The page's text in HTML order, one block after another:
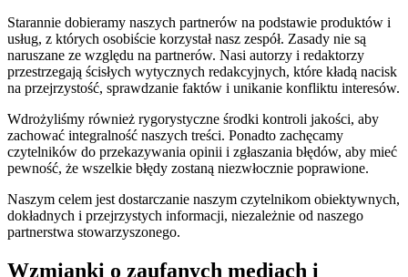
Starannie dobieramy naszych partnerów na podstawie produktów i
usług, z których osobiście korzystał nasz zespół. Zasady nie są
naruszane ze względu na partnerów. Nasi autorzy i redaktorzy
przestrzegają ścisłych wytycznych redakcyjnych, które kładą nacisk
na przejrzystość, sprawdzanie faktów i unikanie konfliktu interesów.
Wdrożyliśmy również rygorystyczne środki kontroli jakości, aby
zachować integralność naszych treści. Ponadto zachęcamy
czytelników do przekazywania opinii i zgłaszania błędów, aby mieć
pewność, że wszelkie błędy zostaną niezwłocznie poprawione.
Naszym celem jest dostarczanie naszym czytelnikom obiektywnych,
dokładnych i przejrzystych informacji, niezależnie od naszego
partnerstwa stowarzyszonego.
Wzmianki o zaufanych mediach i